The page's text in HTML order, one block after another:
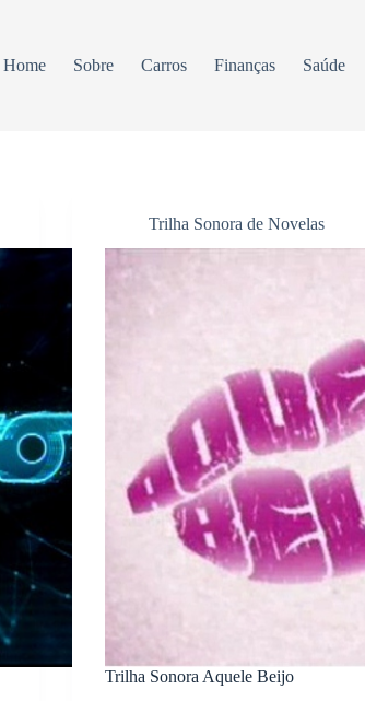
Home
Sobre Carros Finanças Saúde
Trilha Sonora de Novelas
Trilha Sonora Aquele Beijo